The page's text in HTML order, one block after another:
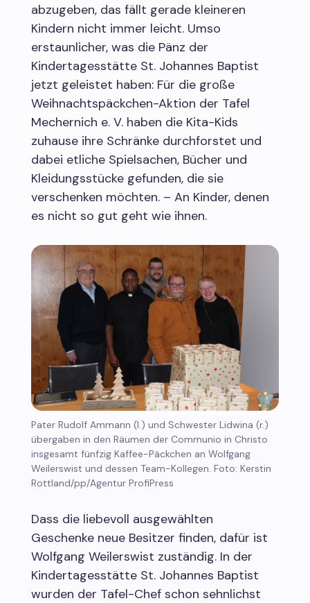
abzugeben, das fällt gerade kleineren
Kindern nicht immer leicht. Umso
erstaunlicher, was die Pänz der
Kindertagesstätte St. Johannes Baptist
jetzt geleistet haben: Für die große
Weihnachtspäckchen-Aktion der Tafel
Mechernich e. V. haben die Kita-Kids
zuhause ihre Schränke durchforstet und
dabei etliche Spielsachen, Bücher und
Kleidungsstücke gefunden, die sie
verschenken möchten. – An Kinder, denen
es nicht so gut geht wie ihnen.
Pater Rudolf Ammann (l.) und Schwester Lidwina (r.)
übergaben in den Räumen der Communio in Christo
insgesamt fünfzig Kaffee-Päckchen an Wolfgang
Weilerswist und dessen Team-Kollegen. Foto: Kerstin
Rottland/pp/Agentur ProfiPress
Dass die liebevoll ausgewählten
Geschenke neue Besitzer finden, dafür ist
Wolfgang Weilerswist zuständig. In der
Kindertagesstätte St. Johannes Baptist
wurden der Tafel-Chef schon sehnlichst